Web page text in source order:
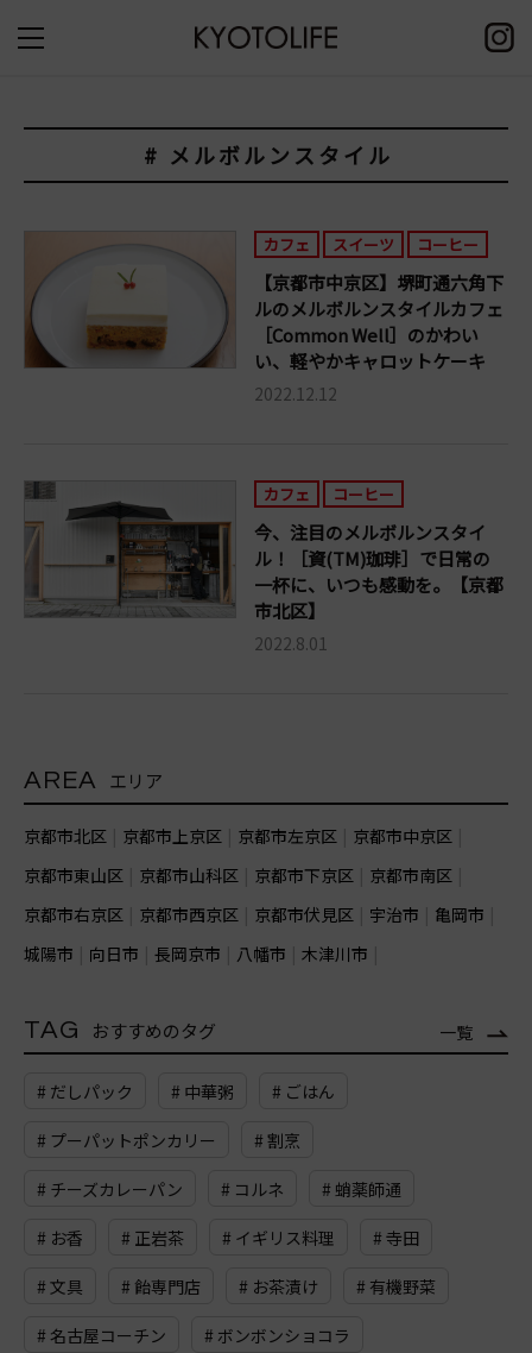
# メルボルンスタイル
カフェ スイーツ コーヒー
【京都市中京区】堺町通六角下
ルのメルボルンスタイルカフェ
［Common Well］のかわい
い、軽やかキャロットケーキ
2022.12.12
カフェ コーヒー
今、注目のメルボルンスタイ
ル！［資(TM)珈琲］で日常の
一杯に、いつも感動を。【京都
市北区】
2022.8.01
AREA エリア
京都市北区 京都市上京区 京都市左京区
京都市中京区
京都市東山区
京都市山科区 京都市下京区
京都市南区
京都市右京区
京都市西京区 京都市伏見区 宇治市
亀岡市
城陽市
向日市 長岡京市 八幡市 木津川市
TAG おすすめのタグ 一覧
# だしパック # 中華粥 # ごはん
# プーパットポンカリー # 割烹
# チーズカレーパン # コルネ # 蛸薬師通
# お香 # 正岩茶 # イギリス料理 # 寺田
# 文具 # 飴専門店 # お茶漬け # 有機野菜
# 名古屋コーチン # ボンボンショコラ